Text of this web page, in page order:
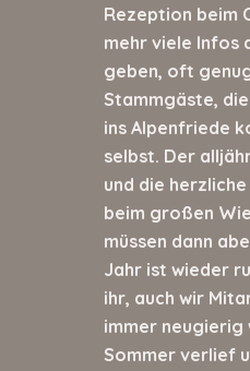
Rezeption beim
mehr viele Infos
geben, oft
Stammgäste,
ins Alpenfriede
selbst. Der
und die
beim großen
müssen dann
Jahr ist wieder
ihr, auch wir
immer neugierig
Sommer verlief